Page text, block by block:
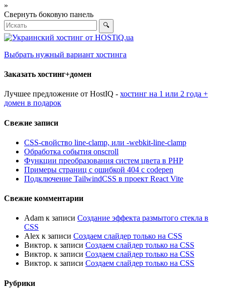
»
Свернуть боковую панель
🔍
Выбрать нужный вариант хостинга
Заказать хостинг+домен
Лучшее предложение от HostIQ - хостинг на 1 или 2 года +
домен в подарок
Свежие записи
CSS-свойство line-clamp, или -webkit-line-clamp
Обработка события onscroll
Функции преобразования систем цвета в PHP
Примеры страниц с ошибкой 404 с codepen
Подключение TailwindCSS в проект React Vite
Свежие комментарии
Adam к записи Создание эффекта размытого стекла в
CSS
Alex к записи Создаем слайдер только на CSS
Виктор. к записи Создаем слайдер только на CSS
Виктор. к записи Создаем слайдер только на CSS
Виктор. к записи Создаем слайдер только на CSS
Рубрики